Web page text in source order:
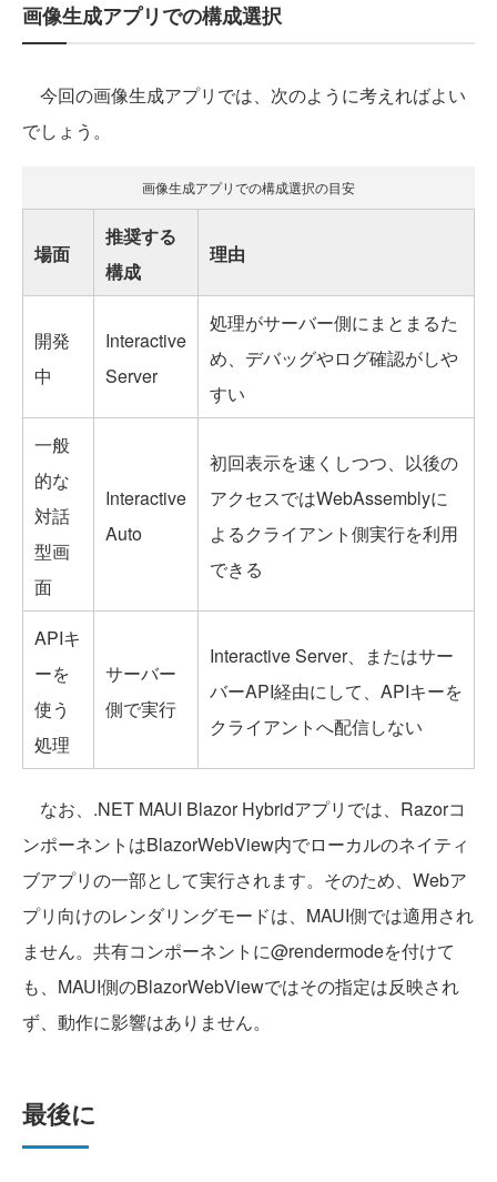
画像生成アプリでの構成選択
今回の画像生成アプリでは、次のように考えればよい
でしょう。
画像生成アプリでの構成選択の目安
場面
推奨する
構成
理由
開発
中
Interactive
Server
処理がサーバー側にまとまるた
め、デバッグやログ確認がしや
すい
一般
的な
対話
型画
面
Interactive
Auto
初回表示を速くしつつ、以後の
アクセスではWebAssemblyに
よるクライアント側実行を利用
できる
APIキ
ーを
使う
処理
サーバー
側で実行
Interactive Server、またはサー
バーAPI経由にして、APIキーを
クライアントへ配信しない
なお、.NET MAUI Blazor Hybridアプリでは、Razorコ
ンポーネントはBlazorWebView内でローカルのネイティ
ブアプリの一部として実行されます。そのため、Webア
プリ向けのレンダリングモードは、MAUI側では適用され
ません。共有コンポーネントに@rendermodeを付けて
も、MAUI側のBlazorWebViewではその指定は反映され
ず、動作に影響はありません。
最後に